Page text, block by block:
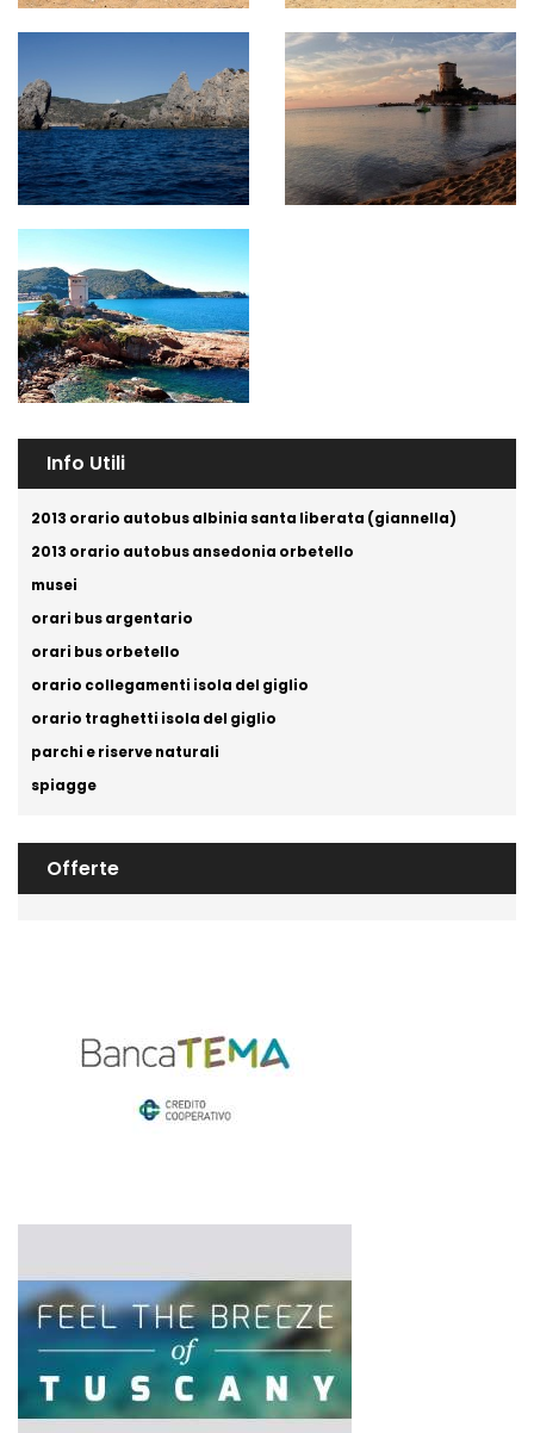
Info Utili
2013 orario autobus albinia santa liberata (giannella)
2013 orario autobus ansedonia orbetello
musei
orari bus argentario
orari bus orbetello
orario collegamenti isola del giglio
orario traghetti isola del giglio
parchi e riserve naturali
spiagge
Offerte